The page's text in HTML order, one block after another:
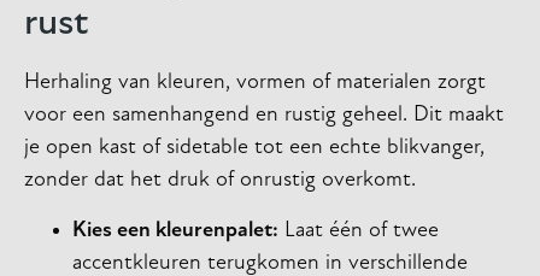
rust
Herhaling van kleuren, vormen of materialen zorgt
voor een samenhangend en rustig geheel. Dit maakt
je open kast of sidetable tot een echte blikvanger,
zonder dat het druk of onrustig overkomt.
Kies een kleurenpalet: Laat één of twee
accentkleuren terugkomen in verschillende